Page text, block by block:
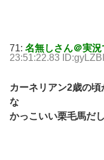
71: 名無しさん＠実況
23:51:22.83
カーネリアン2歳の
な
かっこいい栗毛馬だ